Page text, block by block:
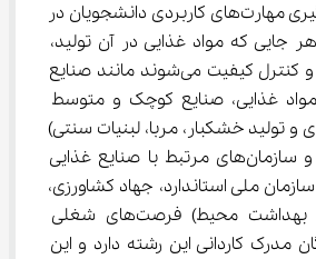
چرا که علاوه بر یادگیری مهارت‌های کاربردی دانشجویان در
جایی که مواد غذایی در آن تولید،
فرآوری، بسته‌بندی و کنترل کیفیت می‌شوند مانند صنایع
غذایی، صنایع کوچک و متوسط
بسته‌بندی و تولید خشکبار، مربا، لبنیات سنتی)
و بخش‌های دولتی و سازمان‌های مرتبط با صنایع غذایی
ملی استاندارد، جهاد کشاورزی،
ادارات دامپزشکی و بهداشت محیط) فرصت‌های شغلی
مدرک کاردانی این رشته دارد و این